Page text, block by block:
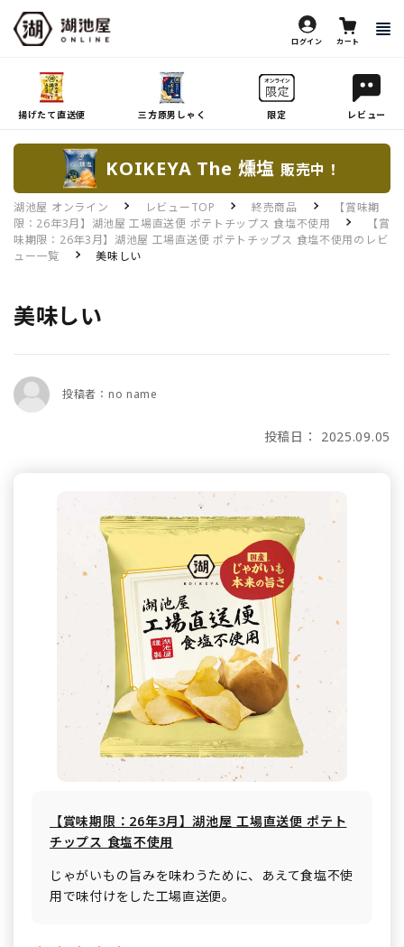
ログイン カート
揚げたて直送便 三方原男しゃく 限定 レビュー
KOIKEYA The 燻塩 販売中！
湖池屋 オンライン レビューTOP 終売商品
【賞味期
限：26年3月】湖池屋 工場直送便 ポテトチップス 食塩不使用
【賞
味期限：26年3月】湖池屋 工場直送便 ポテトチップス 食塩不使用のレビ
ュー一覧
美味しい
美味しい
投稿者：no name
投稿日： 2025.09.05
【賞味期限：26年3月】湖池屋 工場直送便 ポテト
チップス 食塩不使用
じゃがいもの旨みを味わうために、あえて食塩不使
用で味付けをした工場直送便。